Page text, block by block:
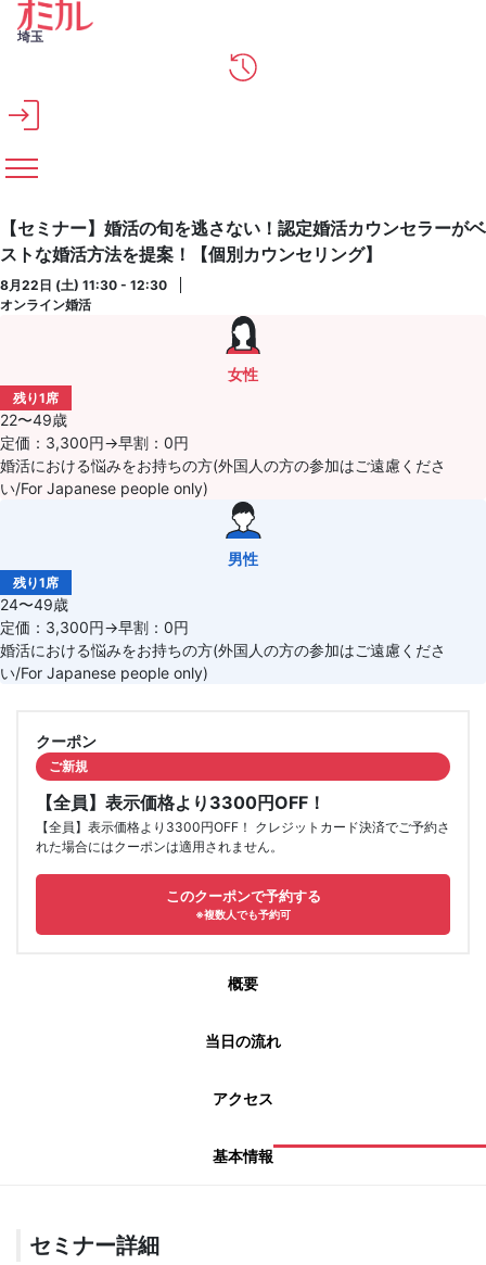
メインコンテンツへスキップ
埼玉
【セミナー】婚活の旬を逃さない！認定婚活カウンセラーがベ
ストな婚活方法を提案！【個別カウンセリング】
8月22日 (土) 11:30 - 12:30
オンライン婚活
女性
残り1席
22〜49歳
定価：3,300円→早割：0円
婚活における悩みをお持ちの方(外国人の方の参加はご遠慮くださ
い/For Japanese people only)
男性
残り1席
24〜49歳
定価：3,300円→早割：0円
婚活における悩みをお持ちの方(外国人の方の参加はご遠慮くださ
い/For Japanese people only)
クーポン
ご新規
【全員】表示価格より3300円OFF！
【全員】表示価格より3300円OFF！ クレジットカード決済でご予約さ
れた場合にはクーポンは適用されません。
このクーポンで予約する
※複数人でも予約可
概要
当日の流れ
アクセス
基本情報
セミナー詳細